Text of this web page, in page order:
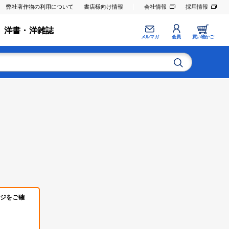
弊社著作物の利用について 書店様向け情報 会社情報 採用情報
洋書・洋雑誌
メルマガ 会員 買い物かご
をご確